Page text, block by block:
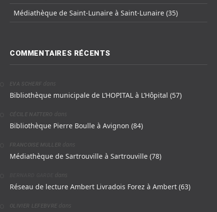
Médiathèque de Saint-Lunaire à Saint-Lunaire (35)
COMMENTAIRES RÉCENTS
EVA SCHERF dans
Bibliothèque municipale de L’HOPITAL à L’Hôpital (57)
CÉCILE NATTERO dans
Bibliothèque Pierre Boulle à Avignon (84)
FRANCOISE MULLER dans
Médiathèque de Sartrouville à Sartrouville (78)
dans
Réseau de lecture Ambert Livradois Forez à Ambert (63)
OLIVIER LEFEBVRE dans